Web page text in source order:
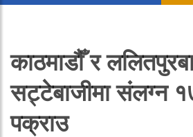
काठमाडौँ र
सट्टेबाजीमा संलग्न
पक्राउ